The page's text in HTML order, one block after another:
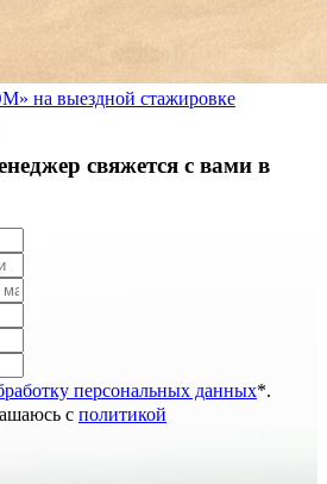
на выездной стажировке
свяжется с вами в
персональных данных*.
с политикой